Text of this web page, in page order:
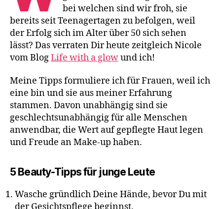
bei welchen sind wir froh, sie
bereits seit Teenagertagen zu befolgen, weil
der Erfolg sich im Alter über 50 sich sehen
lässt? Das verraten Dir heute zeitgleich Nicole
vom BlogLife with a glowund ich!
Meine Tipps formuliere ich für Frauen, weil ich
eine bin und sie aus meiner Erfahrung
stammen. Davon unabhängig sind sie
geschlechtsunabhängig für alle Menschen
anwendbar, die Wert auf gepflegte Haut legen
und Freude an Make-up haben.
5 Beauty-Tipps für junge Leute
Wasche gründlich Deine Hände, bevor Du mit